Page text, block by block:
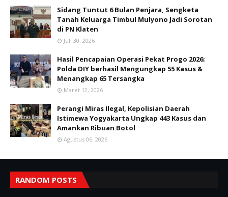
Sidang Tuntut 6 Bulan Penjara, Sengketa
Tanah Keluarga Timbul Mulyono Jadi Sorotan
di PN Klaten
Juli 30, 2026
Hasil Pencapaian Operasi Pekat Progo 2026;
Polda DIY berhasil Mengungkap 55 Kasus &
Menangkap 65 Tersangka
Maret 12, 2026
Perangi Miras Ilegal, Kepolisian Daerah
Istimewa Yogyakarta Ungkap 443 Kasus dan
Amankan Ribuan Botol
Agustus 06, 2026
RANDOM POSTS